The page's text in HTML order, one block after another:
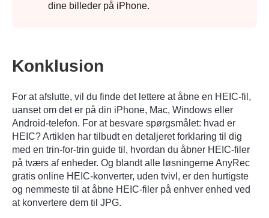
dine billeder på iPhone.
Konklusion
For at afslutte, vil du finde det lettere at åbne en HEIC-fil,
uanset om det er på din iPhone, Mac, Windows eller
Android-telefon. For at besvare spørgsmålet: hvad er
HEIC? Artiklen har tilbudt en detaljeret forklaring til dig
med en trin-for-trin guide til, hvordan du åbner HEIC-filer
på tværs af enheder. Og blandt alle løsningerneAnyRec
gratis online HEIC-konverter, uden tvivl, er den hurtigste
og nemmeste til at åbne HEIC-filer på enhver enhed ved
at konvertere dem til JPG.